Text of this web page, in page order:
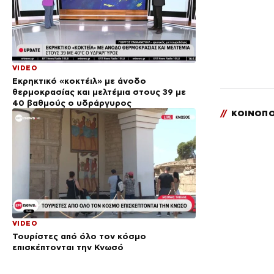
VIDEO
Εκρηκτικό «κοκτέιλ» με άνοδο
θερμοκρασίας και μελτέμια στους 39 με
40 βαθμούς ο υδράργυρος
VIDEO
Τουρίστες από όλο τον κόσμο
επισκέπτονται την Κνωσό
//